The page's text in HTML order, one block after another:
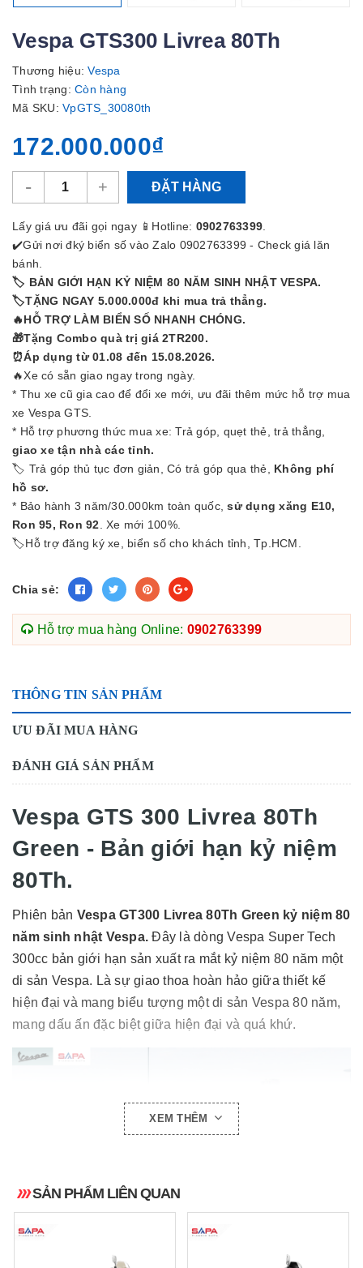
Vespa GTS300 Livrea 80Th
Thương hiệu: Vespa
Tình trạng: Còn hàng
Mã SKU: VpGTS_30080th
172.000.000₫
- + ĐẶT HÀNG
Lấy giá ưu đãi gọi ngay 📱Hotline: 0902763399
✔️Gửi nơi đký biển số vàoZalo 0902763399 - Check giá lăn
bánh.
🏷 BẢN GIỚI HẠN KỶ NIỆM 80 NĂM SINH NHẬT VESPA.
🏷TẶNG NGAY 5.000.000đ khi mua trả thẳng.
🔥HỖ TRỢ LÀM BIỂN SỐ NHANH CHÓNG.
🎁Tặng Combo quà trị giá 2TR200.
⏰Áp dụng từ 01.08 đến 15.08.2026.
🔥Xe có sẵn giao ngay trong ngày.
* Thu xe cũ gia cao để đổi xe mới, ưu đãi thêm mức hỗ trợ mua
xe Vespa GTS.
* Hỗ trợ phương thức mua xe: Trả góp, quẹt thẻ, trả thẳng,
giao xe tận nhà các tỉnh.
🏷 Trả góp thủ tục đơn giản, Có trả góp qua thẻ, Không phí
hồ sơ.
* Bảo hành 3 năm/30.000km toàn quốc,sử dụng xăng E10,
Ron 95, Ron 92 . Xe mới 100%.
🏷Hỗ trợ đăng ký xe, biển số cho khách tỉnh, Tp.HCM.
Chia sẻ:
Hỗ trợ mua hàng Online: 0902763399
THÔNG TIN SẢN PHẨM
ƯU ĐÃI MUA HÀNG
ĐÁNH GIÁ SẢN PHẨM
Vespa GTS 300 Livrea 80Th
Green - Bản giới hạn kỷ niệm
80Th.
Phiên bản Vespa GT300 Livrea 80Th Green kỷ niệm 80
năm sinh nhật Vespa.Đây là dòng Vespa Super Tech
300cc bản giới hạn sản xuất ra mắt kỷ niệm 80 năm một
di sản Vespa. Là sự giao thoa hoàn hảo giữa thiết kế
hiện đại và mang biểu tượng một di sản Vespa 80 năm,
mang dấu ấn đặc biệt giữa hiện đại và quá khứ.
XEM THÊM
SẢN PHẨM LIÊN QUAN